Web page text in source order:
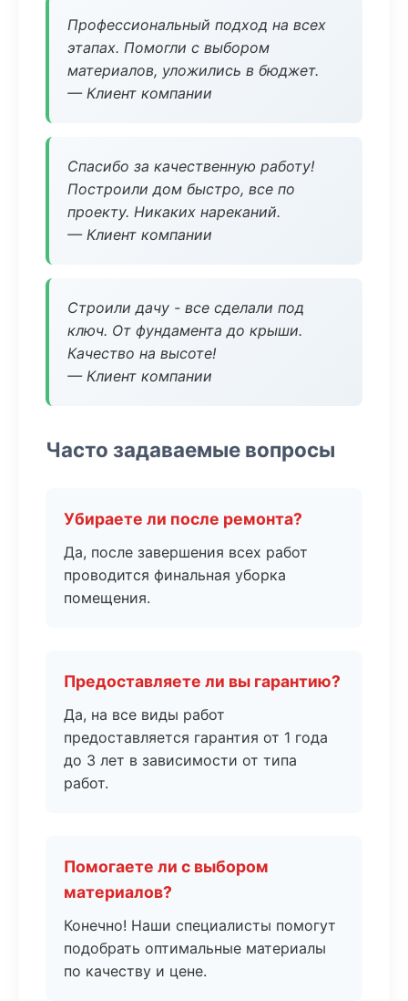
Профессиональный подход на всех
этапах. Помогли с выбором
материалов, уложились в бюджет.
— Клиент компании
Спасибо за качественную работу!
Построили дом быстро, все по
проекту. Никаких нареканий.
— Клиент компании
Строили дачу - все сделали под
ключ. От фундамента до крыши.
Качество на высоте!
— Клиент компании
Часто задаваемые вопросы
Убираете ли после ремонта?
Да, после завершения всех работ
проводится финальная уборка
помещения.
Предоставляете ли вы гарантию?
Да, на все виды работ
предоставляется гарантия от 1 года
до 3 лет в зависимости от типа
работ.
Помогаете ли с выбором
материалов?
Конечно! Наши специалисты помогут
подобрать оптимальные материалы
по качеству и цене.